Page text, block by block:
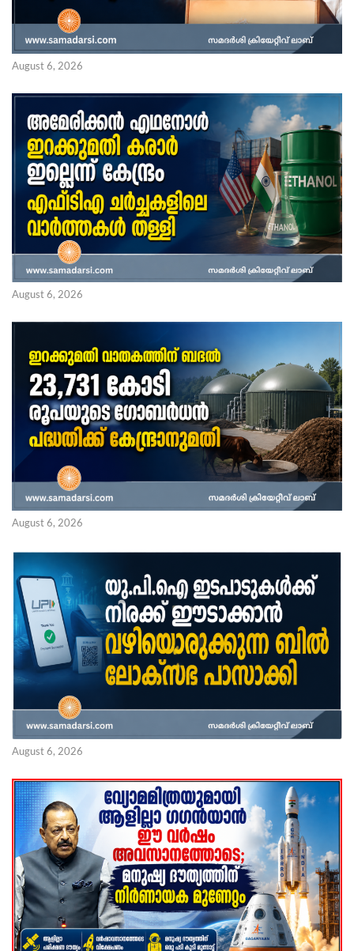
August 6, 2026
August 6, 2026
August 6, 2026
August 6, 2026